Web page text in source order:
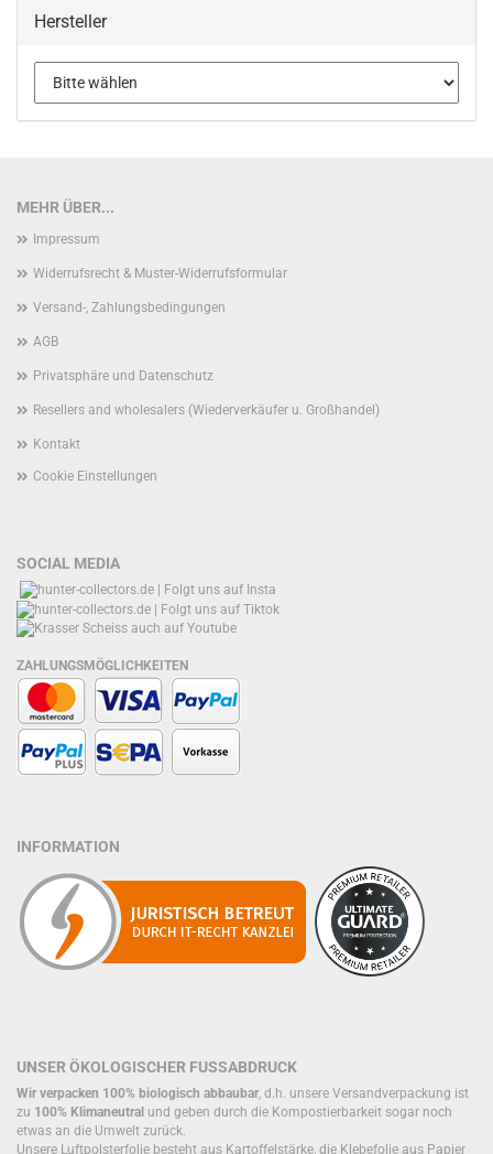
Hersteller
MEHR ÜBER...
Impressum
Widerrufsrecht & Muster-Widerrufsformular
Versand-, Zahlungsbedingungen
AGB
Privatsphäre und Datenschutz
Resellers and wholesalers (Wiederverkäufer u. Großhandel)
Kontakt
Cookie Einstellungen
SOCIAL MEDIA
ZAHLUNGSMÖGLICHKEITEN
INFORMATION
UNSER ÖKOLOGISCHER FUSSABDRUCK
Wir verpacken 100% biologisch abbaubar, d.h. unsere Versandverpackung ist
zu 100% Klimaneutral und geben durch die Kompostierbarkeit sogar noch
etwas an die Umwelt zurück.
Unsere Luftpolsterfolie besteht aus Kartoffelstärke, die Klebefolie aus Papier